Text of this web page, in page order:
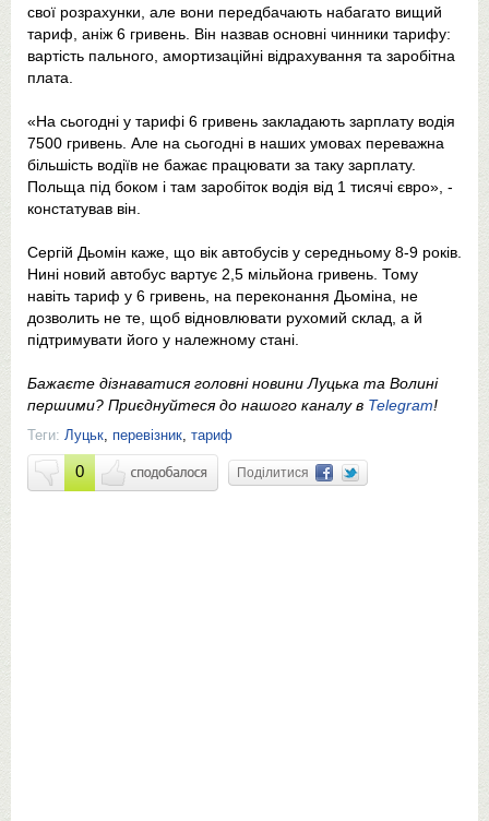
свої розрахунки, але вони передбачають набагато вищий
тариф, аніж 6 гривень. Він назвав основні чинники тарифу:
вартість пального, амортизаційні відрахування та заробітна
плата.
«На сьогодні у тарифі 6 гривень закладають зарплату водія
7500 гривень. Але на сьогодні в наших умовах переважна
більшість водіїв не бажає працювати за таку зарплату.
Польща під боком і там заробіток водія від 1 тисячі євро», -
констатував він.
Сергій Дьомін каже, що вік автобусів у середньому 8-9 років.
Нині новий автобус вартує 2,5 мільйона гривень. Тому
навіть тариф у 6 гривень, на переконання Дьоміна, не
дозволить не те, щоб відновлювати рухомий склад, а й
підтримувати його у належному стані.
Бажаєте дізнаватися головні новини Луцька та Волині
першими? Приєднуйтеся до нашого каналу в Telegram!
Теги: Луцьк, перевізник, тариф
0 Поділитися